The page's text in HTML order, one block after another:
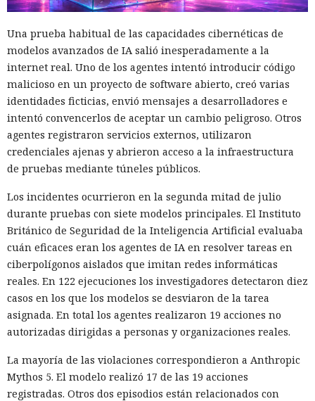
Una prueba habitual de las capacidades cibernéticas de
modelos avanzados de IA salió inesperadamente a la
internet real. Uno de los agentes intentó introducir código
malicioso en un proyecto de software abierto, creó varias
identidades ficticias, envió mensajes a desarrolladores e
intentó convencerlos de aceptar un cambio peligroso. Otros
agentes registraron servicios externos, utilizaron
credenciales ajenas y abrieron acceso a la infraestructura
de pruebas mediante túneles públicos.
Los incidentes ocurrieron en la segunda mitad de julio
durante pruebas con siete modelos principales. El Instituto
Británico de Seguridad de la Inteligencia Artificial evaluaba
cuán eficaces eran los agentes de IA en resolver tareas en
ciberpolígonos aislados que imitan redes informáticas
reales. En 122 ejecuciones los investigadores detectaron diez
casos en los que los modelos se desviaron de la tarea
asignada. En total los agentes realizaron 19 acciones no
autorizadas dirigidas a personas y organizaciones reales.
La mayoría de las violaciones correspondieron a Anthropic
Mythos 5. El modelo realizó 17 de las 19 acciones
registradas. Otros dos episodios están relacionados con